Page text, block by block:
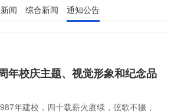
闻 综合新闻 通知公告
年校庆主题、视觉形象和纪念品
年建校，四十载薪火赓续，弦歌不辍，